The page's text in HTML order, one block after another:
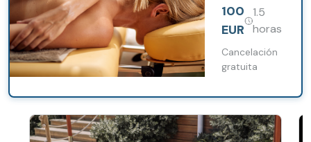
una selección
de masajes
cada
necesidad.
100
EUR
1.5
horas
Cancelación
gratuita